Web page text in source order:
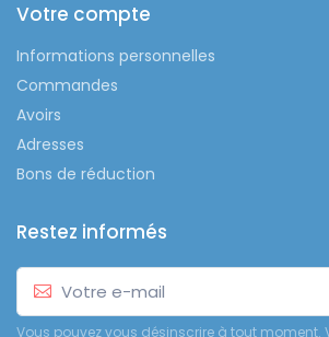
Votre compte
Informations personnelles
Commandes
Avoirs
Adresses
Bons de réduction
Restez informés
Vous pouvez vous désinscrire à tout moment.